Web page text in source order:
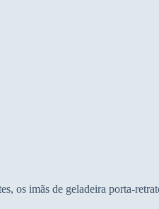
os imãs de geladeira porta-